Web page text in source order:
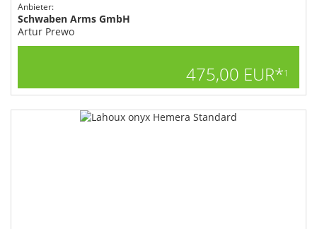
Anbieter:
Schwaben Arms GmbH
Artur Prewo
475,00 EUR*1